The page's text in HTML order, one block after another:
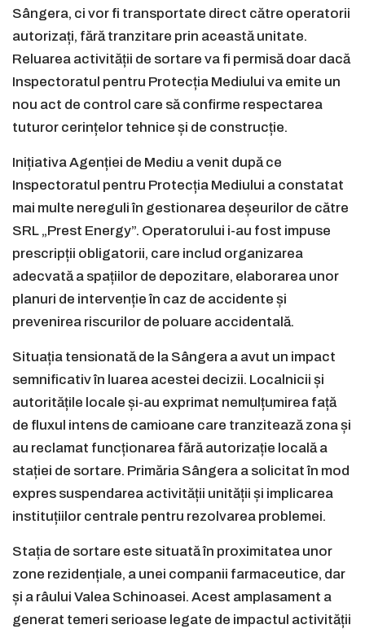
Sângera, ci vor fi transportate direct către operatorii
autorizați, fără tranzitare prin această unitate.
Reluarea activității de sortare va fi permisă doar dacă
Inspectoratul pentru Protecția Mediului va emite un
nou act de control care să confirme respectarea
tuturor cerințelor tehnice și de construcție.
Inițiativa Agenției de Mediu a venit după ce
Inspectoratul pentru Protecția Mediului a constatat
mai multe nereguli în gestionarea deșeurilor de către
SRL „Prest Energy”. Operatorului i-au fost impuse
prescripții obligatorii, care includ organizarea
adecvată a spațiilor de depozitare, elaborarea unor
planuri de intervenție în caz de accidente și
prevenirea riscurilor de poluare accidentală.
Situația tensionată de la Sângera a avut un impact
semnificativ în luarea acestei decizii. Localnicii și
autoritățile locale și-au exprimat nemulțumirea față
de fluxul intens de camioane care tranzitează zona și
au reclamat funcționarea fără autorizație locală a
stației de sortare. Primăria Sângera a solicitat în mod
expres suspendarea activității unității și implicarea
instituțiilor centrale pentru rezolvarea problemei.
Stația de sortare este situată în proximitatea unor
zone rezidențiale, a unei companii farmaceutice, dar
și a râului Valea Schinoasei. Acest amplasament a
generat temeri serioase legate de impactul activității